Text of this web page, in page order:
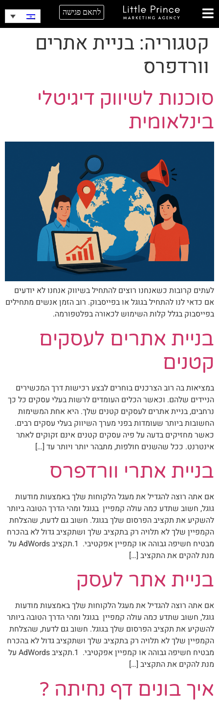
לתאם פגישה
קטגוריה: בניית אתרים
וורדפרס
סוכנות לשיווק דיגיטלי
בינלאומית
לעתים קרובות כשאנחנו רוצים להתחיל בשיווק אנחנו לא יודעים
אם כדאי לנו להתחיל בגוגל או בפייסבוק. רוב הזמן אנשים מתחילים
בפייסבוק בגלל קלות השימוש לכאורה בפלטפורמה.
בניית אתרים לעסקים
קטנים
במציאות בה רוב הצרכנים בוחרים לבצע רכישות דרך המכשירים
הניידים שלהם. וכאשר הכלים העומדים לרשות בעלי עסקים כל כך
נרחבים, בניית אתרים לעסקים קטנים שלך. היא אחת המשימות
החשובות ביותר שעומדות בפני מערך השיווק בעלי עסקים רבים.
כאשר מחזיקים בדעה על פיה עסקים קטנים אינם זקוקים לאתר
אינטרנט. ככל שהשנים חולפות, מתבהר יותר ויותר עד […]
בניית אתרי וורדפרס
אם אתה רוצה להגדיל את מעגל הלקוחות שלך באמצעות מודעות
גוגל, חשוב שתדע כמה עולה קמפיין בגוגל ומהי הדרך הטובה ביותר
להשקיע את תקציב הפרסום שלך בגוגל. חשוב גם לדעת, שהצלחת
הקמפיין שלך לא תלויה רק בתקציב שלך ושתקציב גדול לא בהכרח
מבטיח חשיפה גבוהה או קמפיין אפקטיבי. 1.תקציב AdWords על
מנת להקים את התקציב […]
בניית אתר לעסק
אם אתה רוצה להגדיל את מעגל הלקוחות שלך באמצעות מודעות
גוגל, חשוב שתדע כמה עולה קמפיין בגוגל ומהי הדרך הטובה ביותר
להשקיע את תקציב הפרסום שלך בגוגל. חשוב גם לדעת, שהצלחת
הקמפיין שלך לא תלויה רק בתקציב שלך ושתקציב גדול לא בהכרח
מבטיח חשיפה גבוהה או קמפיין אפקטיבי. 1.תקציב AdWords על
מנת להקים את התקציב […]
איך בונים דף נחיתה ?